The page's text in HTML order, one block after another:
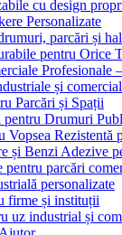
cu design
Personalizate
parcări și
pentru Orice
Profesionale
și
Parcări și Spații
pentru Drumuri
Vopsea Rezistentă
și Benzi Adezive
parcări
personalizate
firme și instituții
uz industrial și